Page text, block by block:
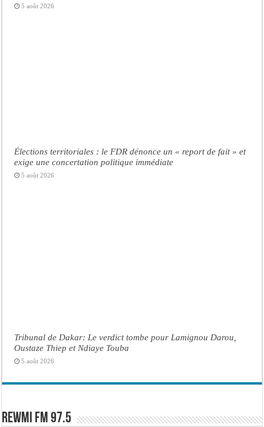
5 août 2026
Élections territoriales : le FDR dénonce un « report de fait » et
exige une concertation politique immédiate
5 août 2026
Tribunal de Dakar: Le verdict tombe pour Lamignou Darou,
Oustaze Thiep et Ndiaye Touba
5 août 2026
Rewmi FM 97.5